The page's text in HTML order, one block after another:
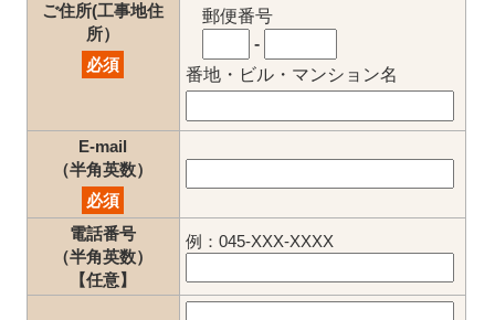
ご住所(工事地住
所）
必須
郵便番号
-
番地・ビル・マンション名
E-mail
（半角英数）
必須
電話番号
（半角英数）
【任意】
例：045-XXX-XXXX